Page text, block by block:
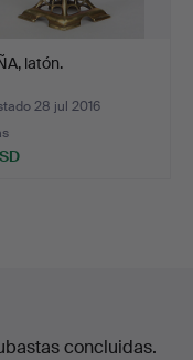
latón.
28 jul 2016
concluidas.